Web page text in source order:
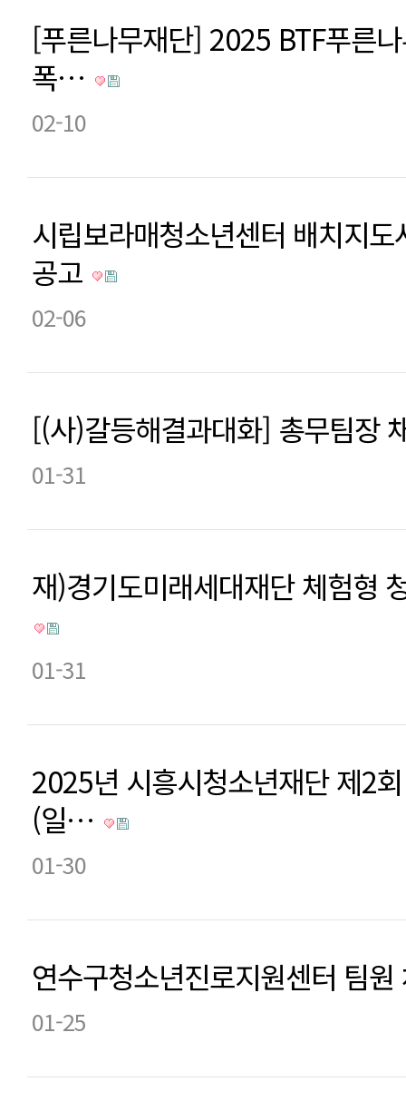
[푸른나무재단] 2025 BTF푸른
폭…
02-10
시립보라매청소년센터 배치지
공고
02-06
[(사)갈등해결과대화] 총무팀장
01-31
재)경기도미래세대재단 체험형
01-31
2025년 시흥시청소년재단 제2
(일…
01-30
연수구청소년진로지원센터 팀
01-25